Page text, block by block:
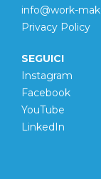
info@work-
Privacy Policy
SEGUICI
Instagram
Facebook
YouTube
LinkedIn